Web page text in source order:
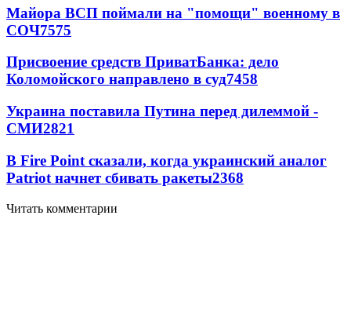
Майора ВСП поймали на "помощи" военному в
СОЧ7575
Присвоение средств ПриватБанка: дело
Коломойского направлено в суд7458
Украина поставила Путина перед дилеммой -
СМИ2821
В Fire Point сказали, когда украинский аналог
Patriot начнет сбивать ракеты2368
Читать комментарии